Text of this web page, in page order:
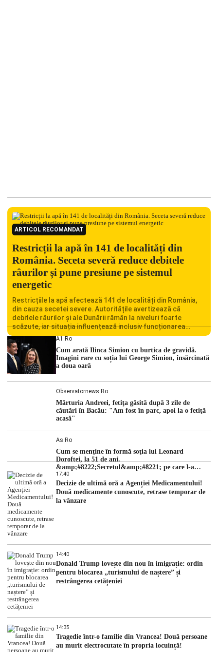
ARTICOL RECOMANDAT
Restricții la apă în 141 de localități din
România. Seceta severă reduce debitele
râurilor și pune presiune pe sistemul
energetic
Restricțiile la apă afectează 141 de localități din România,
din cauza secetei severe. Autoritățile avertizează că
debitele râurilor și ale Dunării rămân la niveluri foarte
scăzute, iar situația influențează inclusiv funcționarea
Centralei Nucleare de la Cernavodă. România se confruntă
cu una dintre cele mai dificile perioade din punct de vedere
hidrologic din ultimii ani. Lipsa […]
A1.ro
Cum arată Ilinca Simion cu burtica de gravidă.
Imagini rare cu soția lui George Simion, însărcinată
a doua oară
Observatornews.ro
Mărturia Andreei, fetiţa găsită după 3 zile de
căutări în Bacău: "Am fost în parc, apoi la o fetiţă
acasă"
As.ro
Cum se menţine în formă soţia lui Leonard
Doroftei, la 51 de ani.
&amp;#8222;Secretul&amp;#8221; pe care l-a
dezvăluit
17:40
Decizie de ultimă oră a Agenției Medicamentului!
Două medicamente cunoscute, retrase temporar de
la vânzare
14:40
Donald Trump lovește din nou în imigrație: ordin
pentru blocarea „turismului de naștere” și
restrângerea cetățeniei
14:35
Tragedie într-o familie din Vrancea! Două persoane
au murit electrocutate în propria locuință!